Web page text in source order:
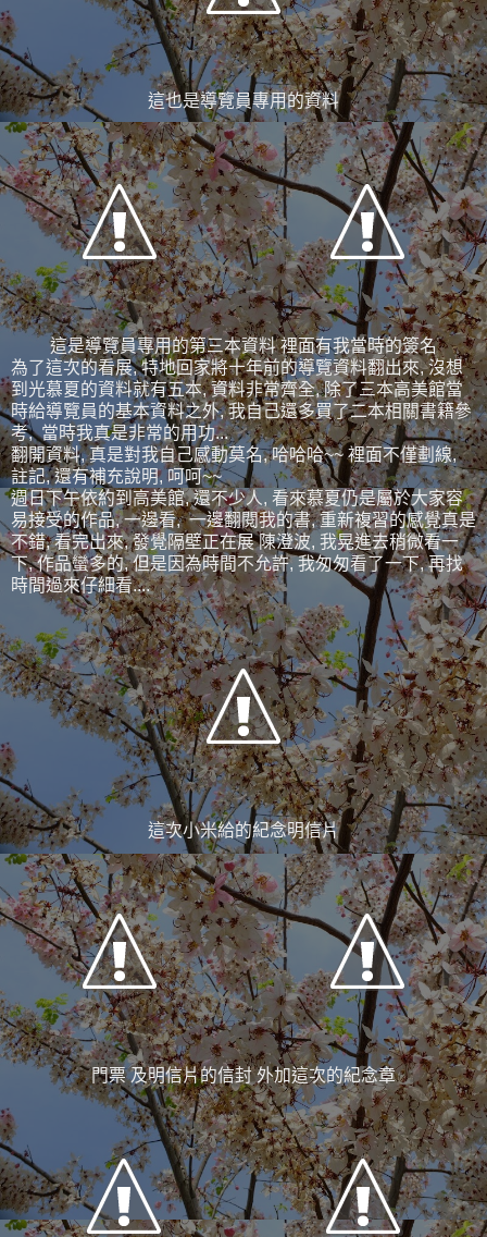
這也是導覽員專用的資料
這是導覽員專用的第三本資料 裡面有我當時的簽名
為了這次的看展, 特地回家將十年前的導覽資料翻出來, 沒想
到光慕夏的資料就有五本, 資料非常齊全, 除了三本高美館當
時給導覽員的基本資料之外, 我自己還多買了二本相關書籍參
考, 當時我真是非常的用功...
翻開資料, 真是對我自己感動莫名, 哈哈哈~~ 裡面不僅劃線,
註記, 還有補充說明, 呵呵~~
週日下午依約到高美館, 還不少人, 看來慕夏仍是屬於大家容
易接受的作品, 一邊看, 一邊翻閱我的書, 重新複習的感覺真是
不錯, 看完出來, 發覺隔壁正在展 陳澄波, 我晃進去稍微看一
下, 作品蠻多的, 但是因為時間不允許, 我匆匆看了一下, 再找
時間過來仔細看....
這次小米給的紀念明信片
門票 及明信片的信封 外加這次的紀念章